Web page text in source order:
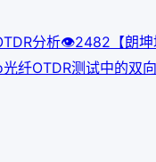
分析👁2482 【朗
纤OTDR测试中的双